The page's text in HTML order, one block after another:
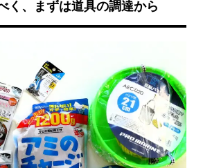
く、まずは道具の調達から